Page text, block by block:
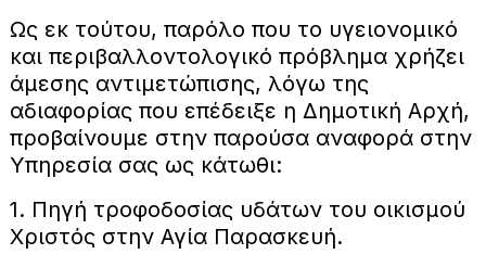
Ως εκ τούτου, παρόλο που το υγειονομικό
και περιβαλλοντολογικό πρόβλημα χρήζει
άμεσης αντιμετώπισης, λόγω της
αδιαφορίας που επέδειξε η Δημοτική Αρχή,
προβαίνουμε στην παρούσα αναφορά στην
Υπηρεσία σας ως κάτωθι:
1. Πηγή τροφοδοσίας υδάτων του οικισμού
Χριστός στην Αγία Παρασκευή.